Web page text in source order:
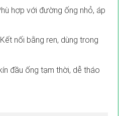
hợp với đường ống nhỏ, áp
nối bằng ren, dùng trong
đầu ống tạm thời, dễ tháo